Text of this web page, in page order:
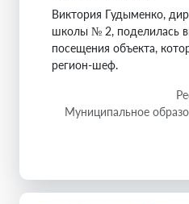
Виктория Гудыменко,
школы № 2, поделилась
посещения объекта,
регион-шеф.
Муниципальное